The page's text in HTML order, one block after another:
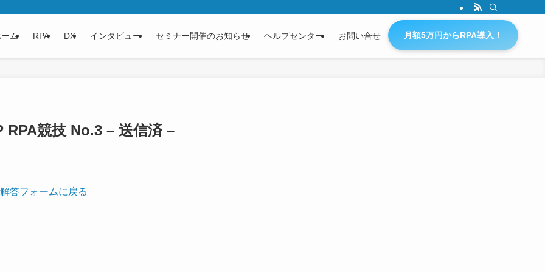
ム RPA DX インタビュー セミナー開催のお知らせ ヘルプセンター お問い合せ 月額5万円からRPA導入！
RPA競技 No.3 – 送信済 –
答フォームに戻る